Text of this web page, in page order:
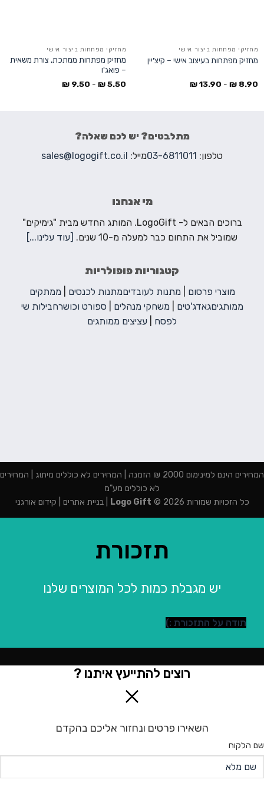
מחזיקי מפתחות ביצור אישי
מחזיק מפתחות בעיצוב אישי – קיצ'יין
8.90
₪
-
13.90
₪
מחזיקי מפתחות ביצור אישי
מחזיק מפתחות ממתכת, צורת משאית
– פואג'ו
5.50
₪
-
9.50
₪
מתלבטים? יש לכם שאלה?
טלפון: 03-6811011מייל: sales@logogift.co.il
מי אנחנו
ברוכים הבאים ל- LogoGift. המותג החדש מבית "גימיקים"
שמוביל את התחום כבר למעלה מ-10 שנים.
[עוד עלינו...]
קטגוריות פופולריות
מוצרי פרסום מתנות לעובדיםמתנות לכנסים
ממתקים
ממותגיםגאדג'טים משחקי מנהלים ספורט וכושרחבילות שי
לפסח
עציצים ממותגים
המחירים הינם למינימום 2000 ₪ הזמנה | המחירים לא כוללים מיתוג | המחירים
לא כוללים מע"מ
כל הזכויות שמורות 2026 ©
Logo Gift
|בניית אתרים קידום אורגני
תזכורת
יש מגבלת כמות לכל המוצרים שלנו
תודה על התזכורת :)
רוצים להתייעץ איתנו ?
השאירו פרטים ונחזור אליכם בהקדם
שם הלקוח